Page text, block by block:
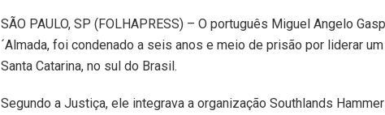
SÃO PAULO, SP (FOLHAPRESS) – O português Miguel Angelo
´Almada, foi condenado a seis anos e meio de prisão por liderar
Santa Catarina, no sul do Brasil.
Segundo a Justiça, ele integrava a organização Southlands